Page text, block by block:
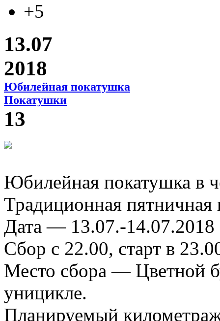
+5
13.07
2018
Юбилейная покатушка
Покатушки
13
Юбилейная покатушка в
Традиционная пятничная
Дата — 13.07.-14.07.2018
Сбор с 22.00, старт в
Место сбора — Цветной
уницикле.
Планируемый